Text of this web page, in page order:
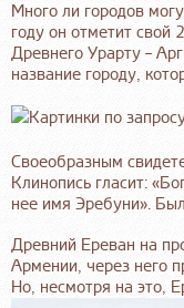
Много ли городов
году он отметит
Древнего Урарту –
название городу,
Своеобразным
Клинопись гласит:
нее имя Эребуни».
Древний Ереван на
Армении, через него
Но, несмотря на это,